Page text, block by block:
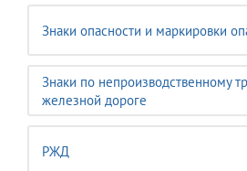
Знаки опасности и маркировки
Знаки по непроизводственному
железной дороге
РЖД